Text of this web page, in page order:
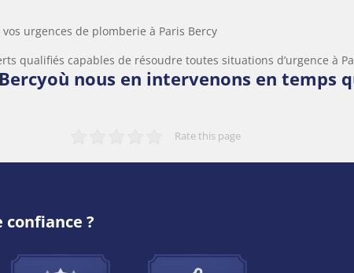
urgences de plomberie à Paris Bercy
qualifiés capables de résoudre toutes situations d’urgence à
nous en intervenons en temps
Rate this page
?